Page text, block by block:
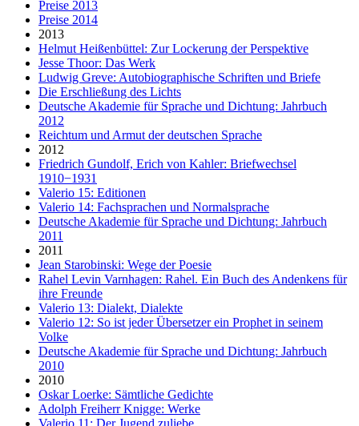
Preise 2013
Preise 2014
2013
Helmut Heißenbüttel: Zur Lockerung der Perspektive
Jesse Thoor: Das Werk
Ludwig Greve: Autobiographische Schriften und Briefe
Die Erschließung des Lichts
Deutsche Akademie für Sprache und Dichtung: Jahrbuch
2012
Reichtum und Armut der deutschen Sprache
2012
Friedrich Gundolf, Erich von Kahler: Briefwechsel
1910−1931
Valerio 15: Editionen
Valerio 14: Fachsprachen und Normalsprache
Deutsche Akademie für Sprache und Dichtung: Jahrbuch
2011
2011
Jean Starobinski: Wege der Poesie
Rahel Levin Varnhagen: Rahel. Ein Buch des Andenkens für
ihre Freunde
Valerio 13: Dialekt, Dialekte
Valerio 12: So ist jeder Übersetzer ein Prophet in seinem
Volke
Deutsche Akademie für Sprache und Dichtung: Jahrbuch
2010
2010
Oskar Loerke: Sämtliche Gedichte
Adolph Freiherr Knigge: Werke
Valerio 11: Der Jugend zuliebe